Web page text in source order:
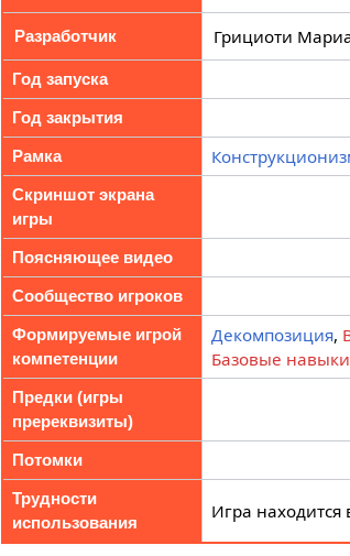
Разработчик Грициоти
Год запуска
Год закрытия
Рамка
Скриншот экрана
игры
Поясняющее видео
Сообщество игроков
Формируемые игрой
компетенции
Декомпозиция,
Базовые
Предки (игры
пререквизиты)
Потомки
Трудности
использования
Игра находится